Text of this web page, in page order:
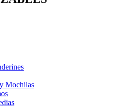
Mochilas